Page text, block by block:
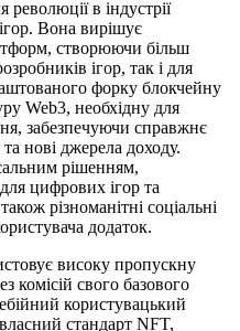
в індустрії
Вона вирішує
створюючи більш
ігор, так і для
форку блокчейну
Web3, необхідну для
забезпечуючи справжнє
нові джерела доходу.
рішенням,
цифрових ігор та
різноманітні соціальні
додаток.
високу пропускну
комісій свого базового
користувацький
стандарт NFT,